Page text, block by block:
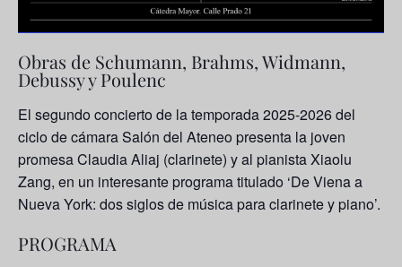
Obras de Schumann, Brahms, Widmann,
Debussy y Poulenc
El segundo concierto de la temporada 2025-2026 del
ciclo de cámara Salón del Ateneo presenta la joven
promesa Claudia Aliaj (clarinete) y al pianista Xiaolu
Zang, en un interesante programa titulado ‘De Viena a
Nueva York: dos siglos de música para clarinete y piano’.
PROGRAMA